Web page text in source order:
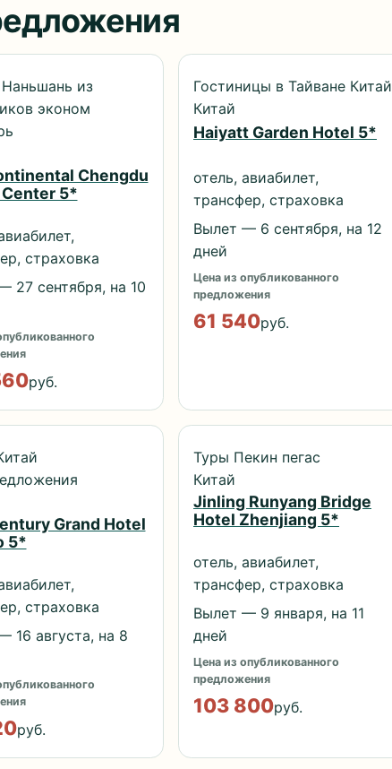
из
эконом
Chengdu
Center 5*
страховка
27 сентября, на 10
руб.
Гостиницы в Тайване Китай
Китай
Haiyatt Garden Hotel 5*
отель, авиабилет,
трансфер, страховка
Вылет — 6 сентября, на 12
дней
Цена из опубликованного
предложения
61 540руб.
Grand Hotel
5*
страховка
16 августа, на 8
руб.
Туры Пекин пегас
Китай
Jinling Runyang Bridge
Hotel Zhenjiang 5*
отель, авиабилет,
трансфер, страховка
Вылет — 9 января, на 11
дней
Цена из опубликованного
предложения
103 800руб.